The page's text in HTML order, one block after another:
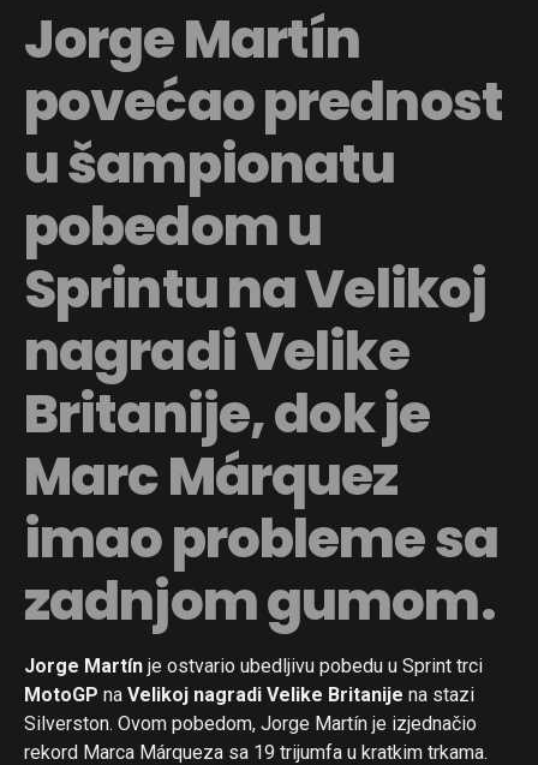
Jorge Martín
povećao prednost
u šampionatu
pobedom u
Sprintu na Velikoj
nagradi Velike
Britanije, dok je
Marc Márquez
imao probleme sa
zadnjom gumom.
Jorge Martín je ostvario ubedljivu pobedu u Sprint trci
MotoGP na Velikoj nagradi Velike Britanije na stazi
Silverston. Ovom pobedom, Jorge Martín je izjednačio
rekord Marca Márqueza sa 19 trijumfa u kratkim trkama.